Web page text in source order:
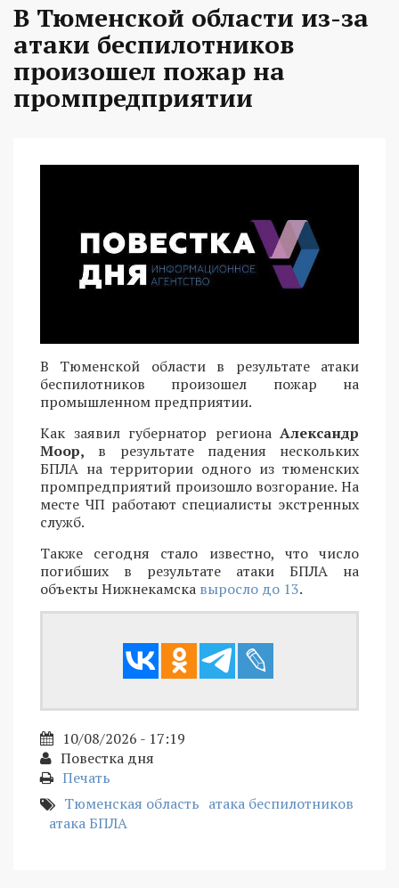
В Тюменской области из-за
атаки беспилотников
произошел пожар на
промпредприятии
В Тюменской области в результате атаки
беспилотников произошел пожар на
промышленном предприятии.
Как заявил губернатор региона Александр
Моор, в результате падения нескольких
БПЛА на территории одного из тюменских
промпредприятий произошло возгорание. На
месте ЧП работают специалисты экстренных
служб.
Также сегодня стало известно, что число
погибших в результате атаки БПЛА на
объекты Нижнекамска выросло до 13.
10/08/2026 - 17:19
Повестка дня
Печать
Тюменская область атака беспилотников
атака БПЛА